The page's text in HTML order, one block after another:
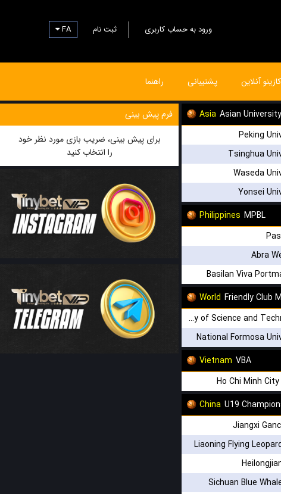
ورود به حساب کاربری ثبت نام FA
کازینو آنلاین پشتیبانی راهنما
Asia Asian
Peking
Tsinghua
Waseda
Yonsei
Philippines MPBL
Abra
Basilan Viva
World Friendly Club
Chien Hsin University of Science and Technology
National Formosa
Vietnam VBA
Ho Chi Minh
China U19
Jiangxi
Liaoning Flying
Sichuan Blue
فرم پیش بینی
برای پیش بینی، ضریب بازی مورد نظر خود
را انتخاب کنید